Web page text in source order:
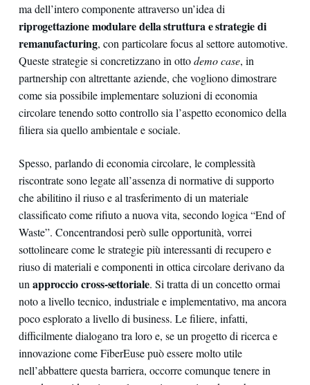
ma dell’intero componente attraverso un’idea di
riprogettazione modulare della struttura e strategie di
remanufacturing, con particolare focus al settore automotive.
Queste strategie si concretizzano in ottodemo case, in
partnership con altrettante aziende, che vogliono dimostrare
come sia possibile implementare soluzioni di economia
circolare tenendo sotto controllo sia l’aspetto economico della
filiera sia quello ambientale e sociale.
Spesso, parlando di economia circolare, le complessità
riscontrate sono legate all’assenza di normative di supporto
che abilitino il riuso e al trasferimento di un materiale
classificato come rifiuto a nuova vita, secondo logica “End of
Waste”. Concentrandosi però sulle opportunità, vorrei
sottolineare come le strategie più interessanti di recupero e
riuso di materiali e componenti in ottica circolare derivano da
unapproccio cross-settoriale. Si tratta di un concetto ormai
noto a livello tecnico, industriale e implementativo, ma ancora
poco esplorato a livello di business. Le filiere, infatti,
difficilmente dialogano tra loro e, se un progetto di ricerca e
innovazione come FiberEuse può essere molto utile
nell’abbattere questa barriera, occorre comunque tenere in